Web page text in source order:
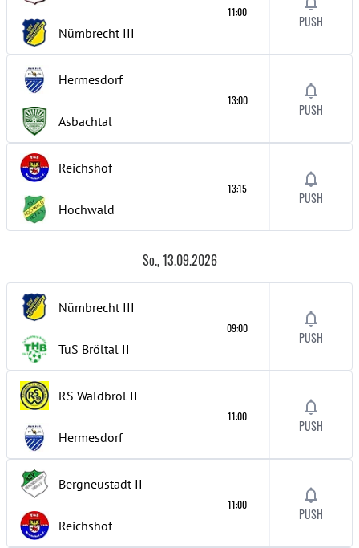
Nümbrecht III
11:00
PUSH
Hermesdorf
Asbachtal
13:00
PUSH
Reichshof
Hochwald
13:15
PUSH
So., 13.09.2026
Nümbrecht III
TuS Bröltal II
09:00
PUSH
RS Waldbröl II
Hermesdorf
11:00
PUSH
Bergneustadt II
Reichshof
11:00
PUSH